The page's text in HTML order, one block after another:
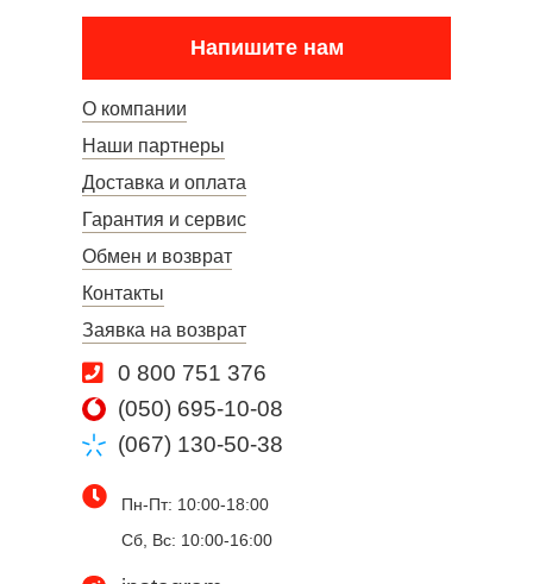
Напишите нам
О компании
Наши партнеры
Доставка и оплата
Гарантия и сервис
Обмен и возврат
Контакты
Заявка на возврат
0 800 751 376
(050) 695-10-08
(067) 130-50-38
Пн-Пт: 10:00-18:00
Сб, Вс: 10:00-16:00